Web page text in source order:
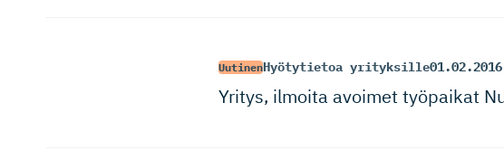
UutinenHyötytietoa yrityksille01.02.2016
Yritys, ilmoita avoimet työpaikat